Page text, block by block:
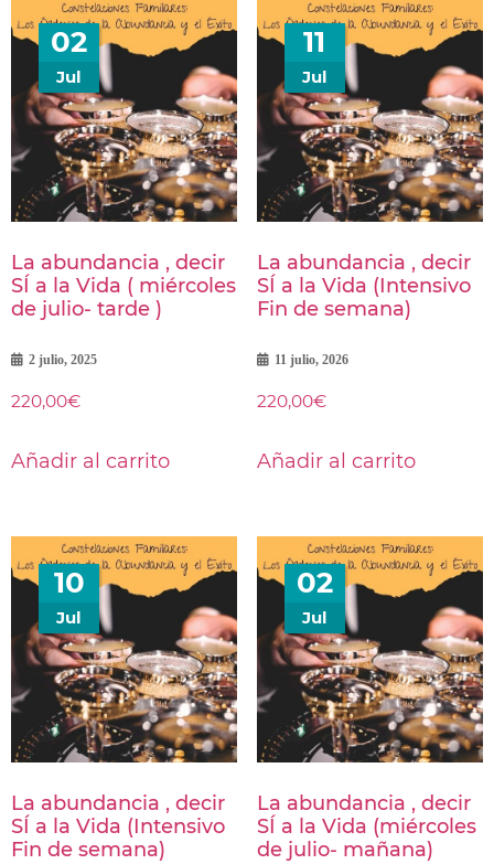
02
Jul
La abundancia , decir
SÍ a la Vida ( miércoles
de julio- tarde )
2 julio, 2025
220,00€
Añadir al carrito
11
Jul
La abundancia , decir
SÍ a la Vida (Intensivo
Fin de semana)
11 julio, 2026
220,00€
Añadir al carrito
10
Jul
La abundancia , decir
SÍ a la Vida (Intensivo
Fin de semana)
02
Jul
La abundancia , decir
SÍ a la Vida (miércoles
de julio- mañana)